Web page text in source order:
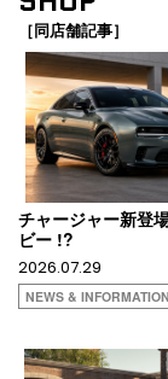
［同店舗記事］
チャージャー新登
ビー !?
2026.07.29
NEWS & INFORMATION